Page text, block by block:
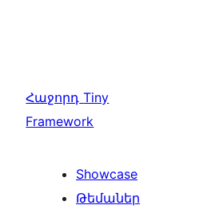
Հաջորդ Tiny
Framework
Showcase
Թեմաներ